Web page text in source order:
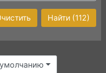
Найти (112)